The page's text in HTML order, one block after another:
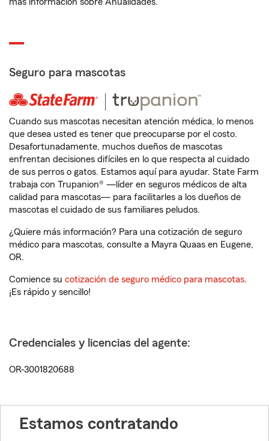
Seguro para mascotas
Cuando sus mascotas necesitan atención médica, lo menos
que desea usted es tener que preocuparse por el costo.
Desafortunadamente, muchos dueños de mascotas
enfrentan decisiones difíciles en lo que respecta al cuidado
de sus perros o gatos. Estamos aquí para ayudar. State Farm
trabaja con Trupanion® —líder en seguros médicos de alta
calidad para mascotas— para facilitarles a los dueños de
mascotas el cuidado de sus familiares peludos.
¿Quiere más información? Para una cotización de seguro
médico para mascotas, consulte a Mayra Quaas en Eugene,
OR.
Comience su cotización de seguro médico para mascotas.
¡Es rápido y sencillo!
Credenciales y licencias del agente:
OR-3001820688
Estamos contratando